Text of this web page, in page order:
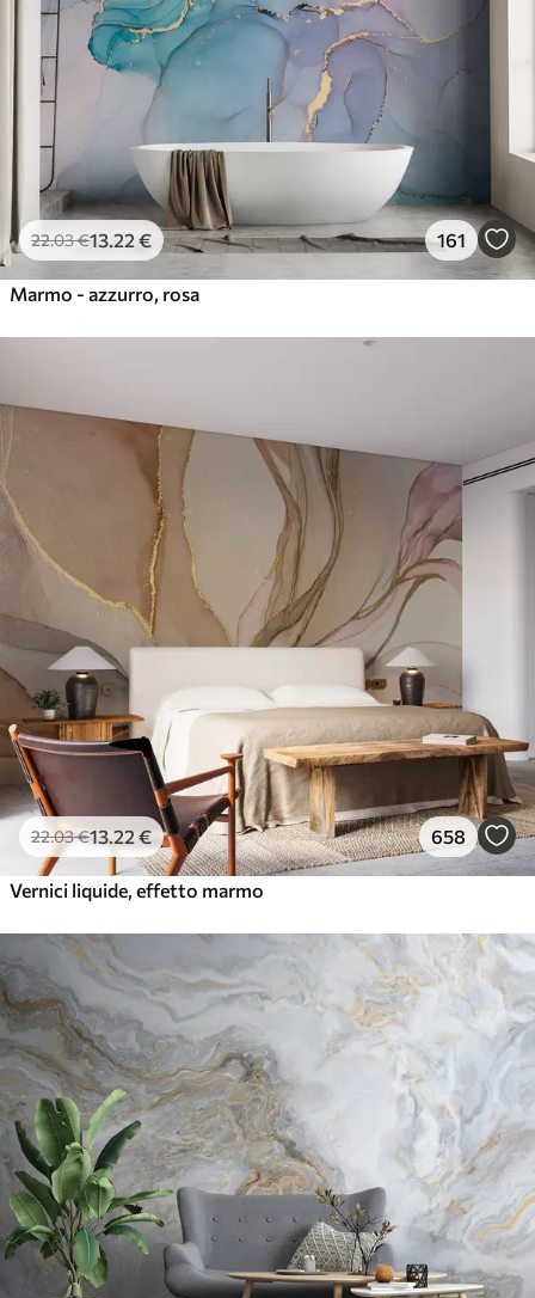
22.03€13 .22 € 161
Marmo - azzurro, rosa
22.03€13.22 € 658
Vernici liquide, effetto marmo